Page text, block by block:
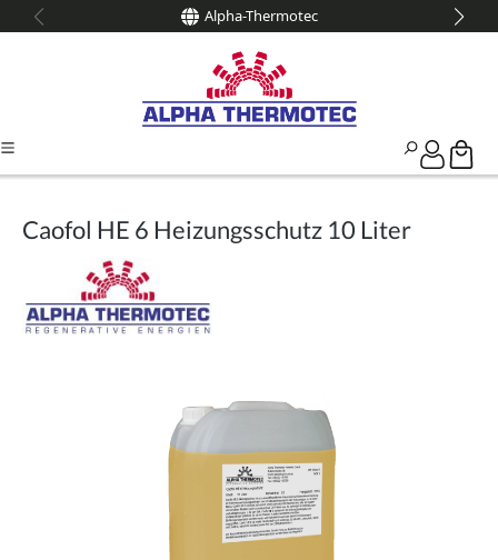
springen Alpha-Thermotec
Caofol HE 6 Heizungsschutz 10 Liter